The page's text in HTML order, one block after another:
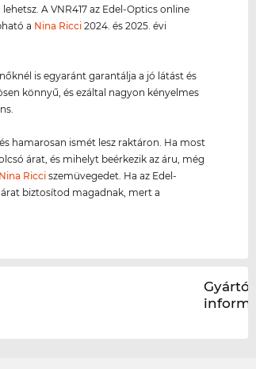
A VNR417 az Edel-Optics online
a Nina Ricci 2024. és 2025. évi
is egyaránt garantálja a jó látást és
könnyű, és ezáltal nagyon kényelmes
hamarosan ismét lesz raktáron. Ha most
árat, és mihelyt beérkezik az áru, még
Nina Ricci szemüvegedet. Ha az Edel-
biztosítod magadnak, mert a
Gyártói